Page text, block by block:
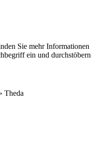
Sie mehr Informationen
ein und durchstöbern
Theda